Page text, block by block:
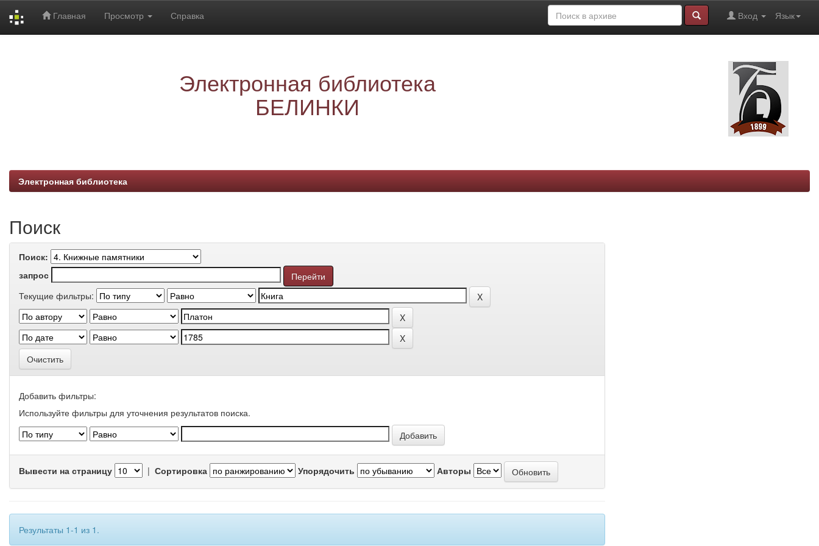
Главная Просмотр Справка Язык
Вход
Электронная библиотека
БЕЛИНКИ
Электронная библиотека
Поиск
Поиск:
запрос
Текущие фильтры:
Очистить
Добавить фильтры:
Используйте фильтры для уточнения результатов поиска.
Вывести на страницу | Сортировка Упорядочить Авторы
Результаты 1-1 из 1.